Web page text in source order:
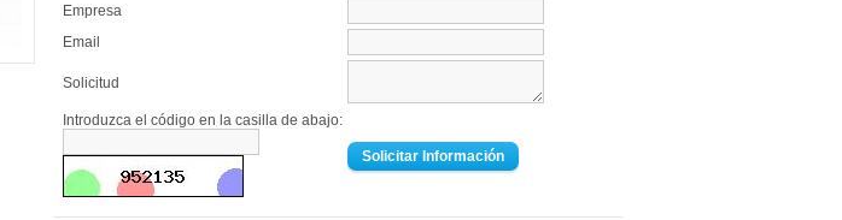
Empresa
Email
Solicitud
Introduzca el código en la casilla de abajo: